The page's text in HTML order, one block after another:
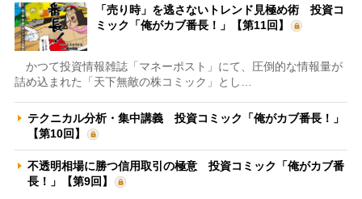
「売り時」を逃さないトレンド見極め術 投資コ
ミック「俺がカブ番長！」【第11回】
かつて投資情報雑誌「マネーポスト」にて、圧倒的な情報量が
詰め込まれた「天下無敵の株コミック」とし…
テクニカル分析・集中講義 投資コミック「俺がカブ番長！」
【第10回】
不透明相場に勝つ信用取引の極意 投資コミック「俺がカブ番
長！」【第9回】